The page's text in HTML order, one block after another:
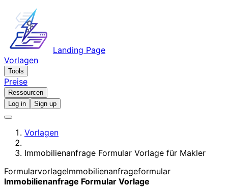
Landing Page
Vorlagen
Tools
Preise
Ressourcen
Log in
Sign up
Vorlagen
Immobilienanfrage Formular Vorlage für Makler
FormularvorlageImmobilienanfrageformular
Immobilienanfrage Formular Vorlage